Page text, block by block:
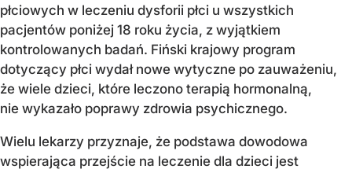
płciowych w leczeniu dysforii płci u wszystkich
pacjentów poniżej 18 roku życia, z wyjątkiem
kontrolowanych badań. Fiński krajowy program
dotyczący płci wydał nowe wytyczne po zauważeniu,
że wiele dzieci, które leczono terapią hormonalną,
nie wykazało poprawy zdrowia psychicznego.
Wielu lekarzy przyznaje, że podstawa dowodowa
wspierająca przejście na leczenie dla dzieci jest